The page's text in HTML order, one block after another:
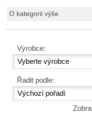
O kategorii výše
Výrobce:
Řadit podle: